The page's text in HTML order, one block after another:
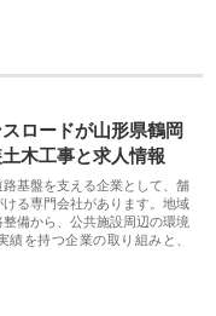
ロードが山形県鶴岡
木工事と求人情報
基盤を支える企業として、舗
る専門会社があります。地域
備から、公共施設周辺の環境
績を持つ企業の取り組みと、